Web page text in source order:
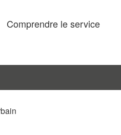
Comprendre le service